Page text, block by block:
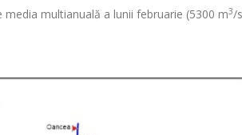
media multianuală a lunii februarie (5300 m3/